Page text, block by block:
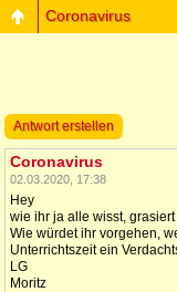
Coronavirus
Antwort erstellen
Coronavirus
02.03.2020, 17:38
Hey
wie ihr ja alle wisst,
Wie würdet ihr vorgehen,
Unterrichtszeit ein
LG
Moritz